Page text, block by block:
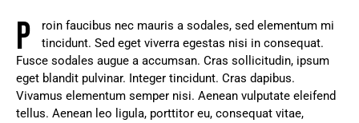
P
roin faucibus nec mauris a sodales, sed elementum mi
tincidunt. Sed eget viverra egestas nisi in consequat.
Fusce sodales augue a accumsan. Cras sollicitudin, ipsum
eget blandit pulvinar. Integer tincidunt. Cras dapibus.
Vivamus elementum semper nisi. Aenean vulputate eleifend
tellus. Aenean leo ligula, porttitor eu, consequat vitae,